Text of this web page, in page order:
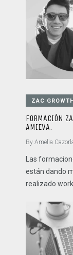
ZAC
FORMACIÓN
AMIEVA.
By Amelia
Las
están dando
realizado